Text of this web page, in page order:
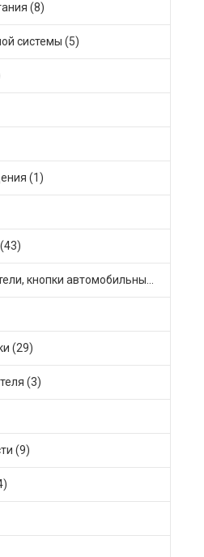
(8)
системы (5)
(1)
Предохранители, переключатели, кнопки автомобильные (27)
(29)
(3)
(9)